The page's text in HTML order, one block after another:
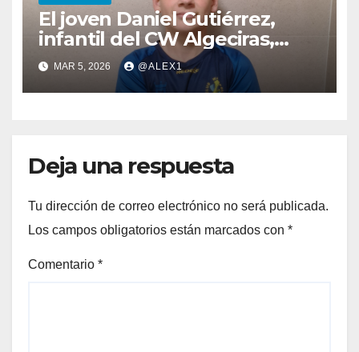
El joven Daniel Gutiérrez,
infantil del CW Algeciras,
citado por la Andaluza para
los entrenos en Sevilla y
Madrid
MAR 5, 2026 @ALEX1
Deja una respuesta
Tu dirección de correo electrónico no será publicada.
Los campos obligatorios están marcados con *
Comentario *